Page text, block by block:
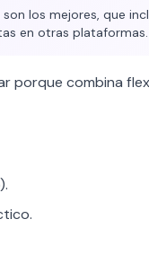
los mejores, que
en otras plataformas.
porque combina